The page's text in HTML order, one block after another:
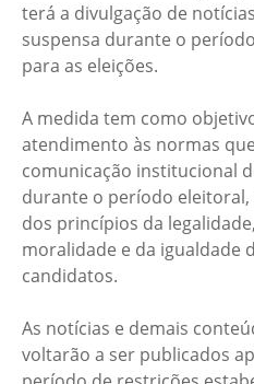
terá a divulgação de
suspensa durante o
para as eleições.
A medida tem como
atendimento às normas
comunicação institucional
durante o período
dos princípios da
moralidade e da igualdade
candidatos.
As notícias e demais
voltarão a ser publicados